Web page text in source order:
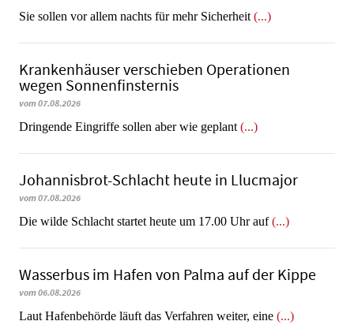
Sie sollen vor allem nachts für mehr Sicherheit (...)
Krankenhäuser verschieben Operationen
wegen Sonnenfinsternis
vom 07.08.2026
Dringende Eingriffe sollen aber wie geplant (...)
Johannisbrot-Schlacht heute in Llucmajor
vom 07.08.2026
Die wilde Schlacht startet heute um 17.00 Uhr auf(...)
Wasserbus im Hafen von Palma auf der Kippe
vom 06.08.2026
Laut Hafenbehörde läuft das Verfahren weiter, eine (...)